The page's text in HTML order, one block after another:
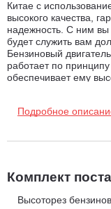
Китае с
высокого качества,
надежность. С ним
будет служить вам
Бензиновый
работает по принципу
обеспечивает ему
составляет 1.2
своей надежностью и
использование
комфортным.
Подробное
Комплект
Высоторез